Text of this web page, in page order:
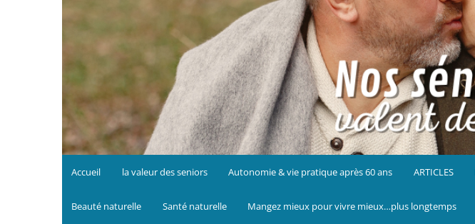
Accueil la valeur des seniors Autonomie & vie pratique après 60 ans ARTICLES
Beauté naturelle Santé naturelle Mangez mieux pour vivre mieux…plus longtemps